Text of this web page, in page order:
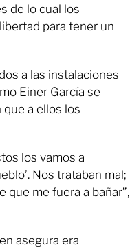
de lo cual los
para tener un
a las instalaciones
Einer García se
a ellos los
los vamos a
Nos trataban mal;
que me fuera a bañar”,
asegura era